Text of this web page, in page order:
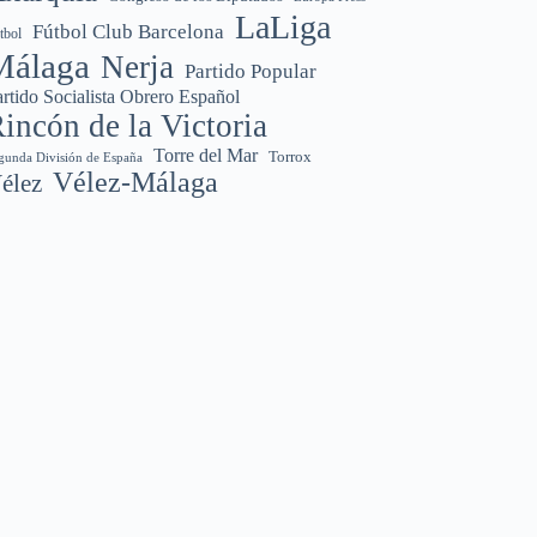
Fútbol Club Barcelona LaLiga
Nerja Partido Popular
Socialista Obrero Español
de la Victoria
División de España Torre del Mar Torrox
Vélez-Málaga